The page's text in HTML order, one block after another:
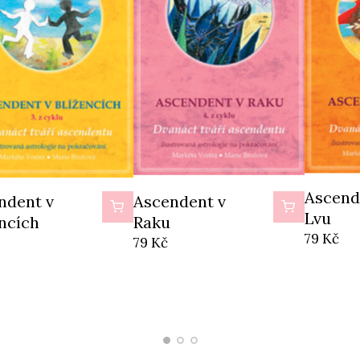
v
Ascendent v
Raku
79 Kč
Lvu
79 Kč
ve
Ascendent ve
Štíru
79 Kč
Střelci
79 Kč
ve
Ascendent v
Rybách
79 Kč
Černá
Beranu
79 Kč